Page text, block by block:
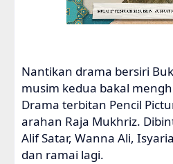
Nantikan drama bersiri
musim kedua bakal
Drama terbitan Pencil
arahan Raja Mukhriz.
Alif Satar, Wanna Ali,
dan ramai lagi.